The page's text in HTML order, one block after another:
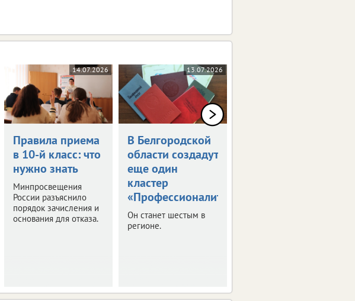
14.07.2026
Правила приема
в 10-й класс: что
нужно знать
Минпросвещения
России разъяснило
порядок зачисления и
основания для отказа.
13.07.2026
В Белгородской
области создадут
еще один
кластер
«Профессионалитета»
Он станет шестым в
регионе.